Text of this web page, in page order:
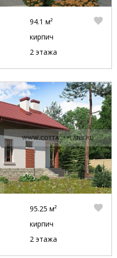
94.1 м²
кирпич
2 этажа
95.25 м²
кирпич
2 этажа